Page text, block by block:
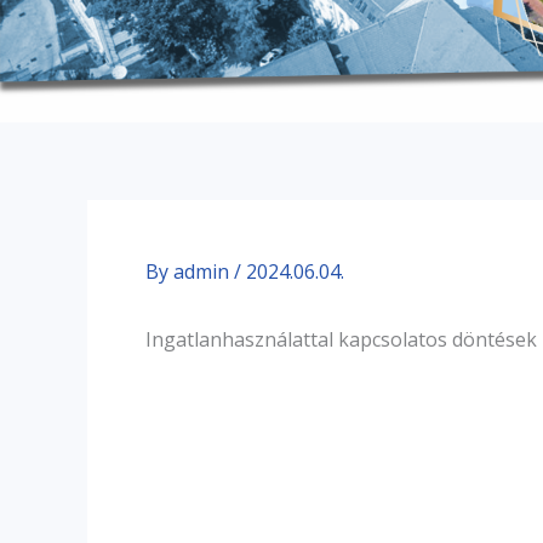
Byadmin / 2024.06.04.
Ingatlanhasználattal kapcsolatos döntések